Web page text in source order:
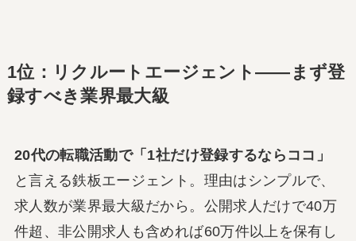
1位：リクルートエージェント――まず登
録すべき業界最大級
20代の転職活動で「1社だけ登録するならココ」
と言える鉄板エージェント。理由はシンプルで、
求人数が業界最大級だから。公開求人だけで40万
件超、非公開求人も含めれば60万件以上を保有し